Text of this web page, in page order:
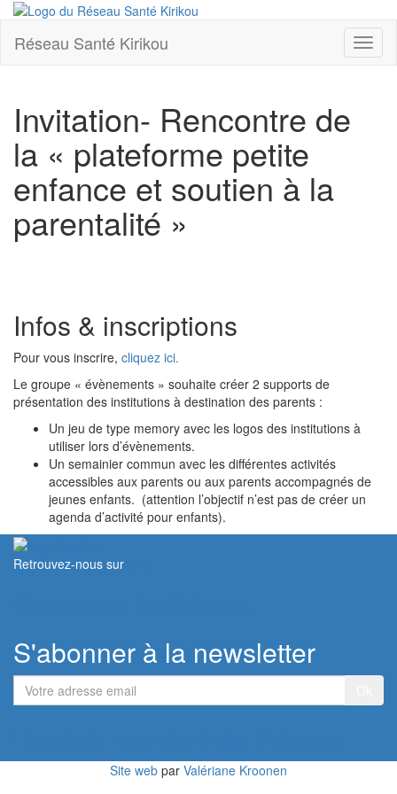
Réseau Santé Kirikou
Invitation- Rencontre de
la « plateforme petite
enfance et soutien à la
parentalité »
Infos & inscriptions
Pour vous inscrire, cliquez ici.
Le groupe « évènements » souhaite créer 2 supports de
présentation des institutions à destination des parents :
Un jeu de type memory avec les logos des institutions à
utiliser lors d’évènements.
Un semainier commun avec les différentes activités
accessibles aux parents ou aux parents accompagnés de
jeunes enfants. (attention l’objectif n’est pas de créer un
agenda d’activité pour enfants).
Retrouvez-nous sur
S'abonner à la newsletter
Votre
adresse
Site web par Valériane Kroonen